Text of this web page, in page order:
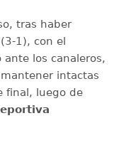
tras haber
1), con el
los canaleros,
intactas
final, luego de